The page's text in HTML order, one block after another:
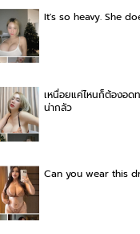
It's so heavy. She
เหนื่อยแค่ไหนก็ต้องอด
น่ากลัว
Can you wear this